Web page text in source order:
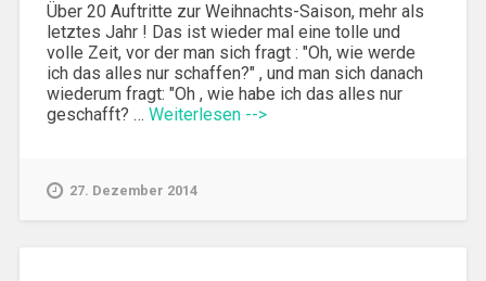
Über 20 Auftritte zur Weihnachts-Saison, mehr als
letztes Jahr ! Das ist wieder mal eine tolle und
volle Zeit, vor der man sich fragt : "Oh, wie werde
ich das alles nur schaffen?" , und man sich danach
wiederum fragt: "Oh , wie habe ich das alles nur
geschafft? … Weiterlesen -->
27. Dezember 2014